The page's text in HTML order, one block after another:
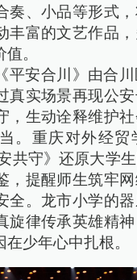
奏、小品等形式
丰富的文艺作品
。
平安合川》由合
真实场景再现公
，生动诠释维护
。重庆对外经贸
共守》还原大学
，提醒师生筑牢网
全。龙市小学的
旋律传承英雄精
少年心中扎根。